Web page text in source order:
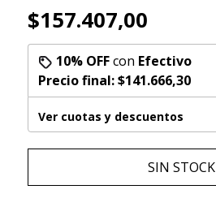
$157.407,00
10% OFFcon Efectivo
Precio final:$141.666,30
Ver cuotas y descuentos
SIN STOCK